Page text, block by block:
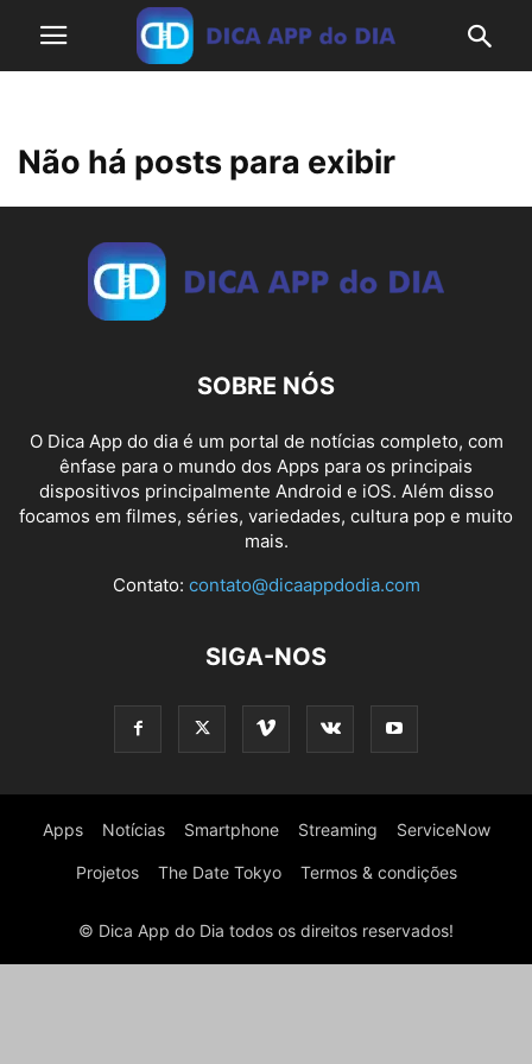
Não há posts para exibir
SOBRE NÓS
O Dica App do dia é um portal de notícias completo, com
ênfase para o mundo dos Apps para os principais
dispositivos principalmente Android e iOS. Além disso
focamos em filmes, séries, variedades, cultura pop e muito
mais.
Contato: contato@dicaappdodia.com
SIGA-NOS
Apps Notícias Smartphone Streaming ServiceNow
Projetos The Date Tokyo Termos & condições
© Dica App do Dia todos os direitos reservados!